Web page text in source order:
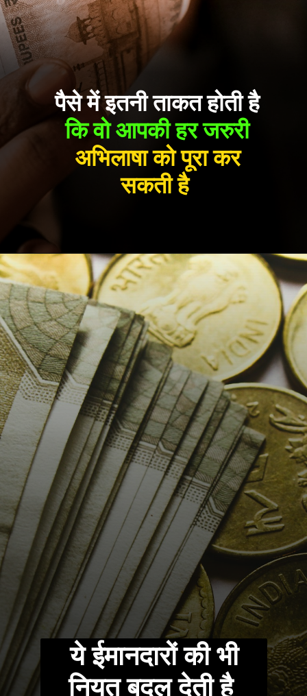
पैसे में इतनी ताकत होती है
कि वो आपकी हर जरुरी
अभिलाषा को पूरा कर
सकती है
ये ईमानदारों की भी
नियत बदल देती है